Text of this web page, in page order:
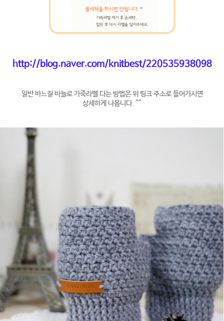
http://blog.naver.com/knitbest/220535938098
일반 바느질 바늘로 가죽라벨 다는 방법은 위 링크 주소로 들어가시면
상세하게 나옵니다. ^^